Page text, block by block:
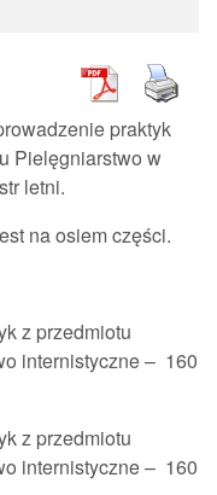
praktyk
Pielęgniarstwo w
letni.
na osiem części.
z przedmiotu
internistyczne – 160
z przedmiotu
internistyczne – 160